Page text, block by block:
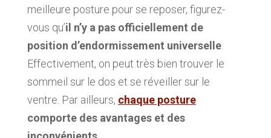
meilleure posture pour se reposer, figurez-
vous qu’il n’y a pas officiellement de
position d’endormissement universelle.
Effectivement, on peut très bien trouver le
sommeil sur le dos et se réveiller sur le
ventre. Par ailleurs, chaque posture
comporte des avantages et des